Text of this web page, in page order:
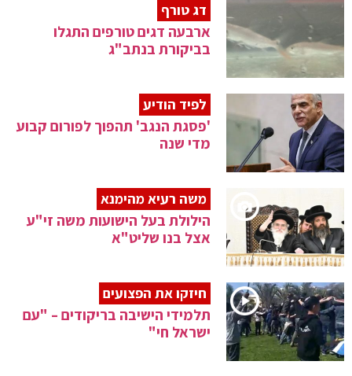
דג טורף
ארבעה דגים טורפים התגלו
בביקורת בנתב"ג
לפיד הודיע
'פסגת הנגב' תהפוך לפורום קבוע
מדי שנה
משה רעיא מהימנא
הילולת בעל הישועות משה זי"ע
אצל בנו שליט"א
חיזקו את הפצועים
תלמידי הישיבה בריקודים – "עם
ישראל חי"